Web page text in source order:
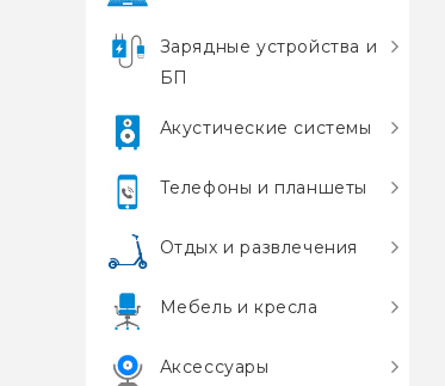
Зарядные устройства и
БП
Акустические системы
Телефоны и планшеты
Отдых и развлечения
Мебель и кресла
Аксессуары